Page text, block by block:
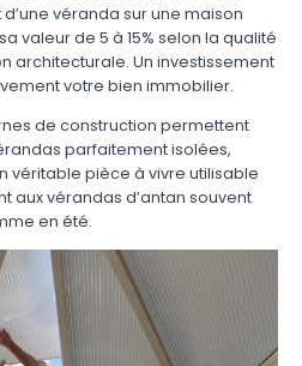
véranda sur une maison
valeur de 5 à 15% selon la qualité
architecturale. Un investissement
votre bien immobilier.
de construction permettent
parfaitement isolées,
véritable pièce à vivre utilisable
aux vérandas d’antan souvent
en été.